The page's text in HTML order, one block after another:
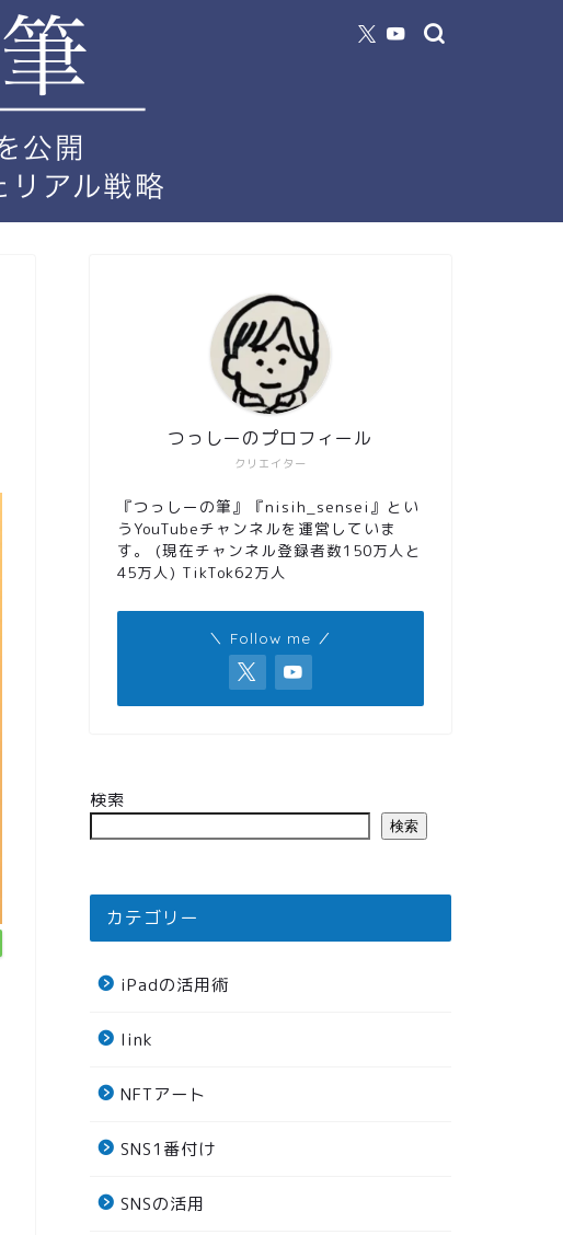
クリエイター
つっしーのプロフィール
『つっしーの筆』『nisih_sensei』とい
うYouTubeチャンネルを運営していま
す。 (現在チャンネル登録者数150万人と
45万人) TikTok62万人
＼ Follow me ／
検索
検索
カテゴリー
iPadの活用術
link
NFTアート
SNS1番付け
SNSの活用